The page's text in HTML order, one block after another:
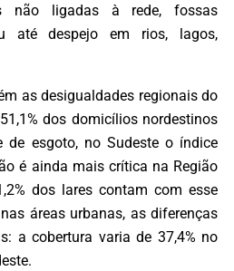
não ligadas à rede, fossas
até despejo em rios, lagos,
as desigualdades regionais do
dos domicílios nordestinos
de esgoto, no Sudeste o índice
é ainda mais crítica na Região
dos lares contam com esse
áreas urbanas, as diferenças
a cobertura varia de 37,4% no